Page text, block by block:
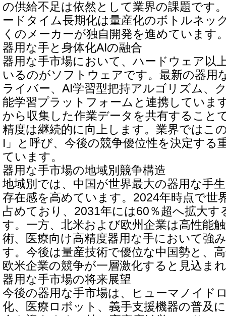
の供給不足は依然として業界の課題です
ードタイム長期化は量産化のボトルネッ
くのメーカーが独自開発を進めています
器用な手と身体化AIの融合
器用な手市場において、ハードウェア以
いるのがソフトウェアです。最新の器用
ライバー、AI学習型把持アルゴリズム、
能学習プラットフォームと連携していま
から収集した作業データを共有すること
精度は継続的に向上します。業界ではこ
I」と呼び、今後の競争優位性を決定する
ています。
器用な手市場の地域別競争構造
地域別では、中国が世界最大の器用な手
存在感を高めています。2024年時点で世
占めており、2031年には60％超へ拡大す
す。一方、北米および欧州企業は高性能
術、医療向け高精度器用な手において強
す。今後は量産技術で優位な中国勢と、
欧米企業の競争が一層激化すると見込ま
器用な手市場の将来展望
今後の器用な手市場は、ヒューマノイド
化、医療ロボット、義手支援機器の普及